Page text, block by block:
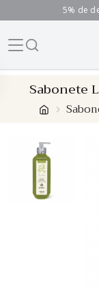
5% de
Sabonete